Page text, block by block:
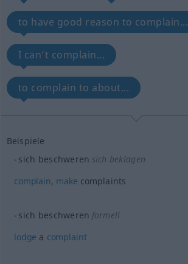
to have good reason to complain...
I can’t complain...
to complain to about...
Beispiele
sich beschweren sich beklagen
complain, make complaints
sich beschweren formell
lodge a complaint